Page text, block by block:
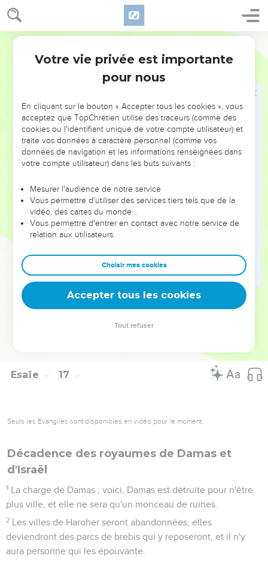
Esaïe 16
languissent ; les Seigneurs des nations ont foulé ses
meilleurs plants, [qui] atteignaient jusques à Jahzer, ils
couraient çà et là par le désert, et ses provins s'étendaient et
passaient au delà de la mer.
C'est pourquoi je pleurerai du pleur de Jahzer, le vignoble
de Sibma ; je t'arroserai de mes larmes, ô Hesbon et Elhalé !
car l'ennemi avec des cris s'est jeté sur tes fruits d'Eté, et sur
ta moisson.
Et la joie et la gaieté s'est retirée du champ fertile ; on ne
se réjouira plus, et on ne s'égayera plus dans les vignes,
celui qui foulait le vin ne le foulera plus dans les cuves, j'ai
C'est pourquoi mes entrailles mèneront du bruit comme
une harpe sur Moab, et mon ventre sur Kir-Hérès.
Et il arrivera qu'on verra que Moab se lassera [pour aller] au
haut lieu, et qu'il entrera en son saint lieu pour prier ; mais il
ne pourra rien obtenir.
C'est là la parole que l'Eternel a prononcée depuis
longtemps sur Moab.
Et maintenant l'Eternel a parlé, en disant ; dans trois ans,
tels que sont les ans d'un mercenaire, la gloire de Moab sera
petit, ce sera peu de chose, ce ne sera rien de considérable.
Esaïe 17
Seuls les Évangiles sont disponibles en vidéo pour le moment.
Décadence des royaumes de Damas et
d'Israël
1 La charge de Damas ; voici, Damas est détruite pour n'être
plus ville, et elle ne sera qu'un monceau de ruines.
2 Les villes de Haroher seront abandonnées, elles
deviendront des parcs de brebis qui y reposeront, et il n'y
aura personne qui les épouvante.
Votre vie privée est importante
pour nous
En cliquant sur le bouton « Accepter tous les cookies », vous
acceptez que TopChrétien utilise des traceurs (comme des
cookies ou l'identifiant unique de votre compte utilisateur) et
traite vos données à caractère personnel (comme vos
données de navigation et les informations renseignées dans
votre compte utilisateur) dans les buts suivants :
Mesurer l'audience de notre service
Vous permettre d'utiliser des services tiers tels que de la
vidéo, des cartes du monde…
Vous permettre d'entrer en contact avec notre service de
relation aux utilisateurs.
Choisir mes cookies
Accepter tous les cookies
Tout refuser